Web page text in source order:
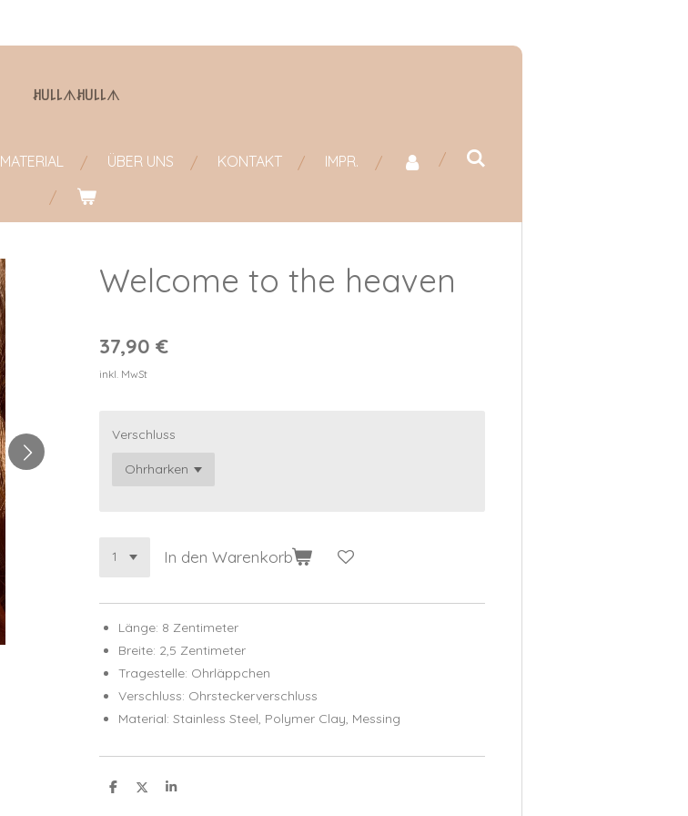
ꎧ꒤꒒꒒ᗑꎧ꒤꒒꒒ᗑ
MATERIAL ÜBER UNS KONTAKT IMPR.
Welcome to the heaven
37,90 €
inkl. MwSt
Verschluss
In den Warenkorb
Länge: 8 Zentimeter
Breite: 2,5 Zentimeter
Tragestelle: Ohrläppchen
Verschluss: Ohrsteckerverschluss
Material: Stainless Steel, Polymer Clay, Messing
T
T
T